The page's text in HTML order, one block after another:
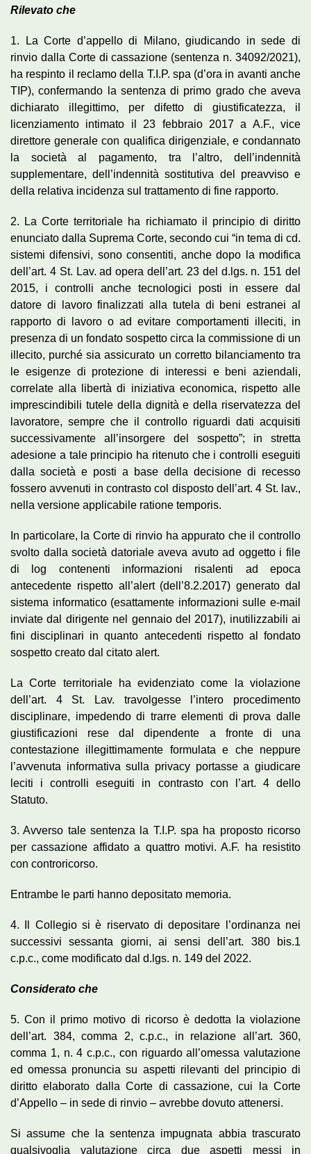
Rilevato che
1. La Corte d’appello di Milano, giudicando in sede di
rinvio dalla Corte di cassazione (sentenza n. 34092/2021),
ha respinto il reclamo della T.I.P. spa (d’ora in avanti anche
TIP), confermando la sentenza di primo grado che aveva
dichiarato illegittimo, per difetto di giustificatezza, il
licenziamento intimato il 23 febbraio 2017 a A.F., vice
direttore generale con qualifica dirigenziale, e condannato
la società al pagamento, tra l’altro, dell’indennità
supplementare, dell’indennità sostitutiva del preavviso e
della relativa incidenza sul trattamento di fine rapporto.
2. La Corte territoriale ha richiamato il principio di diritto
enunciato dalla Suprema Corte, secondo cui “in tema di cd.
sistemi difensivi, sono consentiti, anche dopo la modifica
dell’art. 4 St. Lav. ad opera dell’art. 23 del d.lgs. n. 151 del
2015, i controlli anche tecnologici posti in essere dal
datore di lavoro finalizzati alla tutela di beni estranei al
rapporto di lavoro o ad evitare comportamenti illeciti, in
presenza di un fondato sospetto circa la commissione di un
illecito, purché sia assicurato un corretto bilanciamento tra
le esigenze di protezione di interessi e beni aziendali,
correlate alla libertà di iniziativa economica, rispetto alle
imprescindibili tutele della dignità e della riservatezza del
lavoratore, sempre che il controllo riguardi dati acquisiti
successivamente all’insorgere del sospetto”; in stretta
adesione a tale principio ha ritenuto che i controlli eseguiti
dalla società e posti a base della decisione di recesso
fossero avvenuti in contrasto col disposto dell’art. 4 St. lav.,
nella versione applicabile ratione temporis.
In particolare, la Corte di rinvio ha appurato che il controllo
svolto dalla società datoriale aveva avuto ad oggetto i file
di log contenenti informazioni risalenti ad epoca
antecedente rispetto all’alert (dell’8.2.2017) generato dal
sistema informatico (esattamente informazioni sulle e-mail
inviate dal dirigente nel gennaio del 2017), inutilizzabili ai
fini disciplinari in quanto antecedenti rispetto al fondato
sospetto creato dal citato alert.
La Corte territoriale ha evidenziato come la violazione
dell’art. 4 St. Lav. travolgesse l’intero procedimento
disciplinare, impedendo di trarre elementi di prova dalle
giustificazioni rese dal dipendente a fronte di una
contestazione illegittimamente formulata e che neppure
l’avvenuta informativa sulla privacy portasse a giudicare
leciti i controlli eseguiti in contrasto con l’art. 4 dello
Statuto.
3. Avverso tale sentenza la T.I.P. spa ha proposto ricorso
per cassazione affidato a quattro motivi. A.F. ha resistito
con controricorso.
Entrambe le parti hanno depositato memoria.
4. Il Collegio si è riservato di depositare l’ordinanza nei
successivi sessanta giorni, ai sensi dell’art. 380 bis.1
c.p.c., come modificato dal d.lgs. n. 149 del 2022.
Considerato che
5. Con il primo motivo di ricorso è dedotta la violazione
dell’art. 384, comma 2, c.p.c., in relazione all’art. 360,
comma 1, n. 4 c.p.c., con riguardo all’omessa valutazione
ed omessa pronuncia su aspetti rilevanti del principio di
diritto elaborato dalla Corte di cassazione, cui la Corte
d’Appello – in sede di rinvio – avrebbe dovuto attenersi.
Si assume che la sentenza impugnata abbia trascurato
qualsivoglia valutazione circa due aspetti messi in